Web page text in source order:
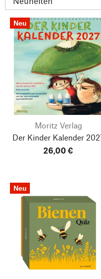
Neu
Moritz Verlag
Der Kinder Kalender
26,00 €
Neu